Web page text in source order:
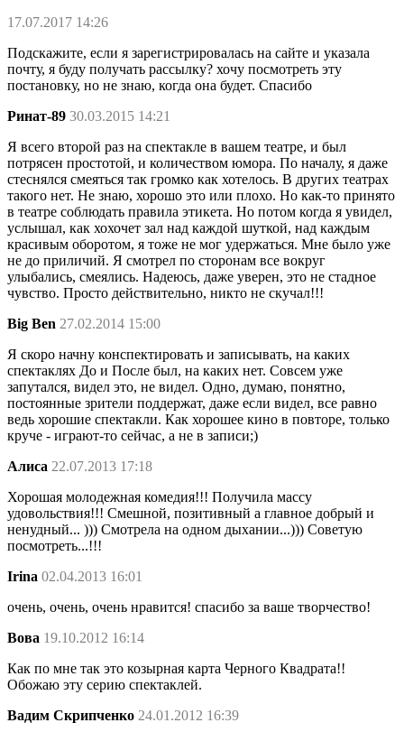
17.07.2017 14:26
Подскажите, если я зарегистрировалась на сайте и указала
почту, я буду получать рассылку? хочу посмотреть эту
постановку, но не знаю, когда она будет. Спасибо
Ринат-89 30.03.2015 14:21
Я всего второй раз на спектакле в вашем театре, и был
потрясен простотой, и количеством юмора. По началу, я даже
стеснялся смеяться так громко как хотелось. В других театрах
такого нет. Не знаю, хорошо это или плохо. Но как-то принято
в театре соблюдать правила этикета. Но потом когда я увидел,
услышал, как хохочет зал над каждой шуткой, над каждым
красивым оборотом, я тоже не мог удержаться. Мне было уже
не до приличий. Я смотрел по сторонам все вокруг
улыбались, смеялись. Надеюсь, даже уверен, это не стадное
чувство. Просто действительно, никто не скучал!!!
Big Ben 27.02.2014 15:00
Я скоро начну конспектировать и записывать, на каких
спектаклях До и После был, на каких нет. Совсем уже
запутался, видел это, не видел. Одно, думаю, понятно,
постоянные зрители поддержат, даже если видел, все равно
ведь хорошие спектакли. Как хорошее кино в повторе, только
круче - играют-то сейчас, а не в записи;)
Алиса 22.07.2013 17:18
Хорошая молодежная комедия!!! Получила массу
удовольствия!!! Смешной, позитивный а главное добрый и
ненудный... ))) Смотрела на одном дыхании...))) Советую
посмотреть...!!!
Irina 02.04.2013 16:01
очень, очень, очень нравится! спасибо за ваше творчество!
Вова 19.10.2012 16:14
Как по мне так это козырная карта Черного Квадрата!!
Обожаю эту серию спектаклей.
Вадим Скрипченко 24.01.2012 16:39